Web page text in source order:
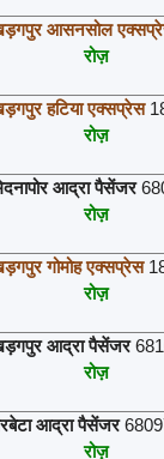
आसनसोल
रोज़
हटिया एक्सप्रेस
रोज़
आद्रा पैसेंजर
रोज़
गोमोह एक्सप्रेस
रोज़
आद्रा पैसेंजर
रोज़
आद्रा पैसेंजर
रोज़